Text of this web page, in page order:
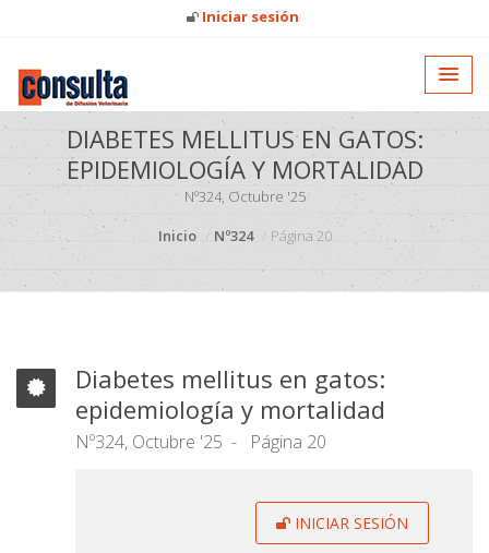
Iniciar sesión
DIABETES MELLITUS EN GATOS:
EPIDEMIOLOGÍA Y MORTALIDAD
Nº324, Octubre '25
Inicio
Nº324 Página 20
Diabetes mellitus en gatos:
epidemiología y mortalidad
Nº324, Octubre '25 Página 20
INICIAR SESIÓN